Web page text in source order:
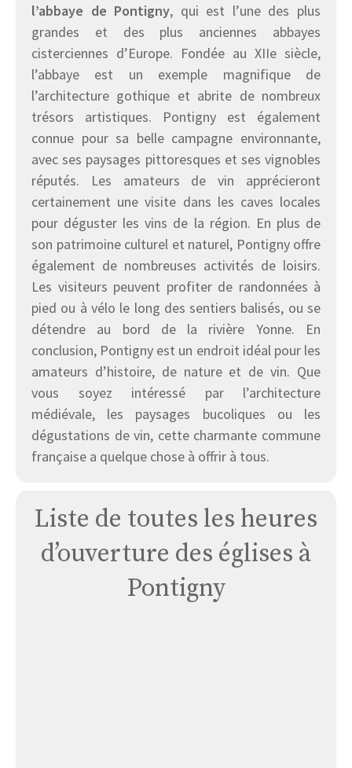
l’abbaye de Pontigny, qui est l’une des plus
grandes et des plus anciennes abbayes
cisterciennes d’Europe. Fondée au XIIe siècle,
l’abbaye est un exemple magnifique de
l’architecture gothique et abrite de nombreux
trésors artistiques. Pontigny est également
connue pour sa belle campagne environnante,
avec ses paysages pittoresques et ses vignobles
réputés. Les amateurs de vin apprécieront
certainement une visite dans les caves locales
pour déguster les vins de la région. En plus de
son patrimoine culturel et naturel, Pontigny offre
également de nombreuses activités de loisirs.
Les visiteurs peuvent profiter de randonnées à
pied ou à vélo le long des sentiers balisés, ou se
détendre au bord de la rivière Yonne. En
conclusion, Pontigny est un endroit idéal pour les
amateurs d’histoire, de nature et de vin. Que
vous soyez intéressé par l’architecture
médiévale, les paysages bucoliques ou les
dégustations de vin, cette charmante commune
française a quelque chose à offrir à tous.
Liste de toutes les heures
d’ouverture des églises à
Pontigny